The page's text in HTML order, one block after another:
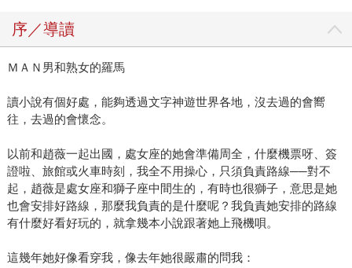
他的人生在與工作分割之後，已經固定在一條路上，這其實
讓生活變得單純，「就是讀書和寫作，加上紀律的運動。」
從此他每一天醒來都很滿足，因為可以做什麼，也可以不做
專心寫書，這樣的日子，「活到七、八十歲仍然會很過
癮。」 另一個計劃中的寫作，是寫父親。以一個遺腹子身份
書寫從未見過面的父親，這當然是一部步步謎團的偵探小
說，他已經蒐輯了許多關於父親的證據。 從《偷眼淚的天
使》，張國立漫長的寫作旅途終於來到了分水嶺。 ＊ 文中張
國立照片，由皇冠文化提供。
序／導讀
ＭＡＮ男和熟女的羅馬
讀小說有個好處，能夠透過文字神遊世界各地，沒去過的會嚮
往，去過的會懷念。
以前和趙薇一起出國，處女座的她會準備周全，什麼機票呀、簽
證啦、旅館或火車時刻，我全不用操心，只須負責路線──對不
起，趙薇是處女座和獅子座中間生的，有時也很獅子，意思是她
也會安排好路線，那麼我負責的是什麼呢？我負責她安排的路線
有什麼好看好玩的，就拿幾本小說跟著她上飛機唄。
這幾年她好像看穿我，像去年她很嚴肅的問我：